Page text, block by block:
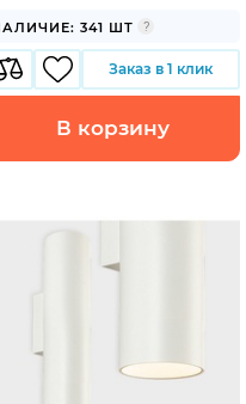
341 ШТ
Заказ в 1 клик
В корзину